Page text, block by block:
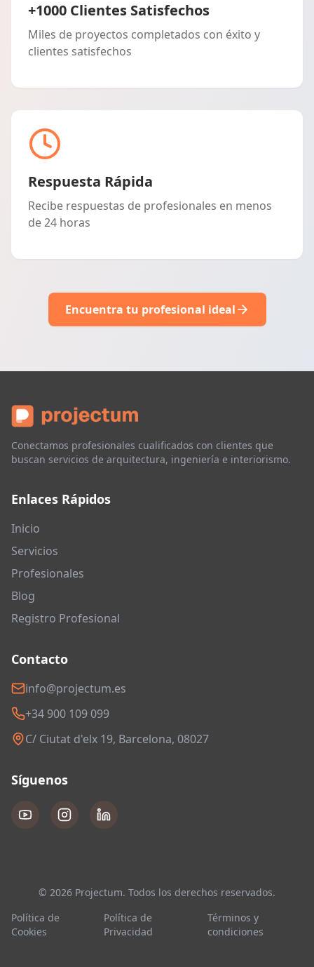
+1000 Clientes Satisfechos
Miles de proyectos completados con éxito y
clientes satisfechos
Respuesta Rápida
Recibe respuestas de profesionales en menos
de 24 horas
Encuentra tu profesional ideal
Conectamos profesionales cualificados con clientes que
buscan servicios de arquitectura, ingeniería e interiorismo.
Enlaces Rápidos
Inicio
Servicios
Profesionales
Blog
Registro Profesional
Contacto
info@projectum.es
+34 900 109 099
C/ Ciutat d'elx 19, Barcelona, 08027
Síguenos
© 2026 Projectum. Todos los derechos reservados.
Política de
Cookies
Política de
Privacidad
Términos y
condiciones